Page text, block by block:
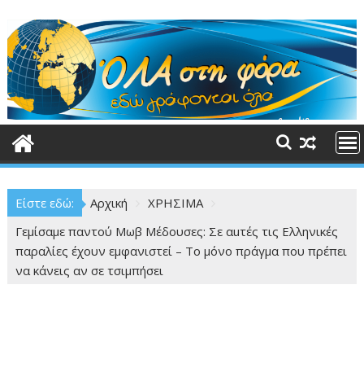
στο
περιεχόμενο
Είστε εδώ: Αρχική
ΧΡΗΣΙΜΑ
Γεμίσαμε παντού Μωβ Μέδουσες: Σε αuτές τις Ελληνικές
παραλίες έχουν εμφανιστεί – Το μόνο πράγμα που πρέπει
να κάνεις αν σε τσιμπήσει